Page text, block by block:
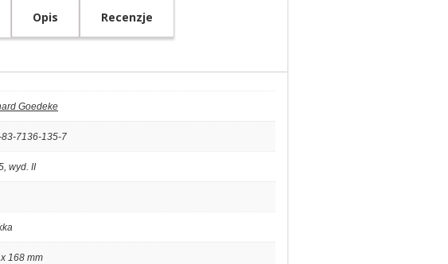
Opis Recenzje
Goedeke
7136-135-7
wyd. II
168 mm